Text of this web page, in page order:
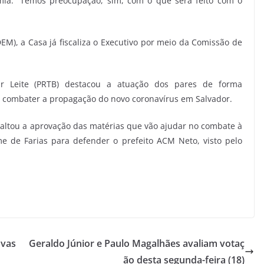
a Casa já fiscaliza o Executivo por meio da Comissão de
Leite (PRTB) destacou a atuação dos pares de forma
a propagação do novo coronavírus em Salvador.
a aprovação das matérias que vão ajudar no combate à
de Farias para defender o prefeito ACM Neto, visto pelo
Geraldo Júnior e Paulo Magalhães avaliam votaç
ão desta segunda-feira (18)